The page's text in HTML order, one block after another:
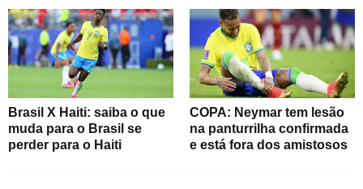
Brasil X Haiti: saiba o que
muda para o Brasil se
perder para o Haiti
COPA: Neymar tem lesão
na panturrilha confirmada
e está fora dos amistosos